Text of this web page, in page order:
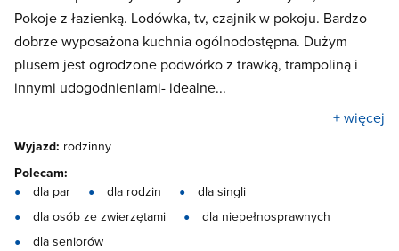
Pokoje z łazienką. Lodówka, tv, czajnik w pokoju. Bardzo
dobrze wyposażona kuchnia ogólnodostępna. Dużym
plusem jest ogrodzone podwórko z trawką, trampoliną i
innymi udogodnieniami- idealne...
+ więcej
Wyjazd: rodzinny
Polecam:
dla par
dla rodzin
dla singli
dla osób ze zwierzętami
dla niepełnosprawnych
dla seniorów